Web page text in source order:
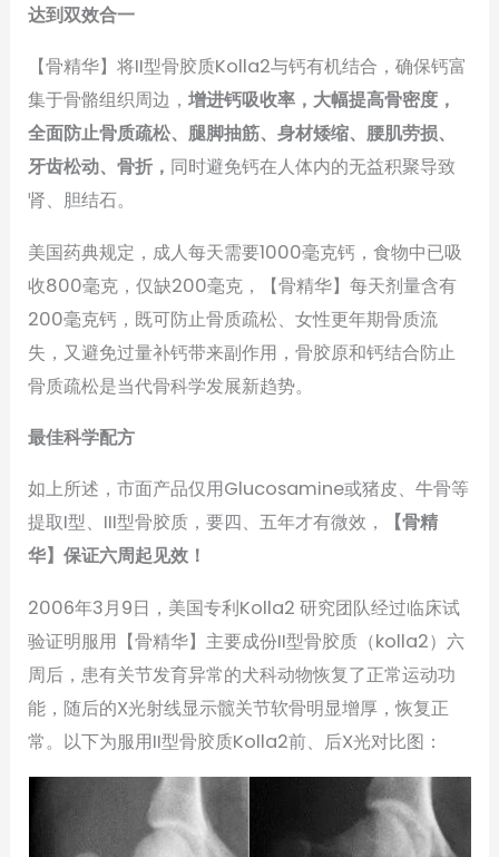
达到双效合一
【骨精华】将II型骨胶质Kolla2与钙有机结合，确保钙富
集于骨骼组织周边，增进钙吸收率，大幅提高骨密度，
全面防止骨质疏松、腿脚抽筋、身材矮缩、腰肌劳损、
牙齿松动、骨折， 同时避免钙在人体内的无益积聚导致
肾、胆结石。
美国药典规定，成人每天需要1000毫克钙，食物中已吸
收800毫克，仅缺200毫克，【骨精华】每天剂量含有
200毫克钙，既可防止骨质疏松、女性更年期骨质流
失，又避免过量补钙带来副作用，骨胶原和钙结合防止
骨质疏松是当代骨科学发展新趋势。
最佳科学配方
如上所述，市面产品仅用Glucosamine或猪皮、牛骨等
提取I型、III型骨胶质，要四、五年才有微效，
【骨精
华】保证六周起见效！
2006年3月9日，美国专利Kolla2 研究团队经过临床试
验证明服用【骨精华】主要成份II型骨胶质（kolla2）六
周后，患有关节发育异常的犬科动物恢复了正常运动功
能，随后的X光射线显示髋关节软骨明显增厚，恢复正
常。以下为服用II型骨胶质Kolla2前、后X光对比图：